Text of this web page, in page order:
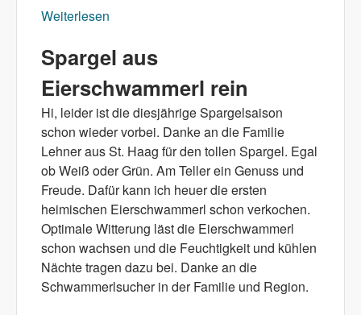
Weiterlesen
Spargel aus
Eierschwammerl rein
Hi, leider ist die diesjährige Spargelsaison
schon wieder vorbei. Danke an die Familie
Lehner aus St. Haag für den tollen Spargel. Egal
ob Weiß oder Grün. Am Teller ein Genuss und
Freude. Dafür kann ich heuer die ersten
heimischen Eierschwammerl schon verkochen.
Optimale Witterung läst die Eierschwammerl
schon wachsen und die Feuchtigkeit und kühlen
Nächte tragen dazu bei. Danke an die
Schwammerlsucher in der Familie und Region.